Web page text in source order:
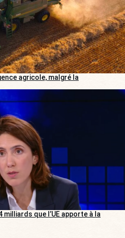
agricole, malgré la
milliards que l’UE apporte à la